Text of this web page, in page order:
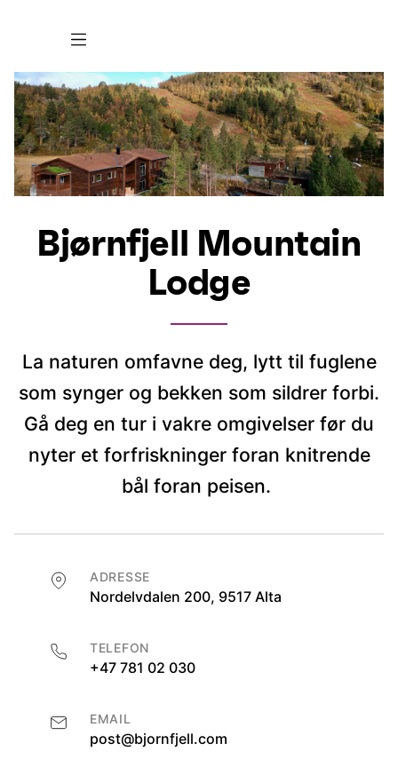
Bjørnfjell Mountain
Lodge
La naturen omfavne deg, lytt til fuglene
som synger og bekken som sildrer forbi.
Gå deg en tur i vakre omgivelser før du
nyter et forfriskninger foran knitrende
bål foran peisen.
ADRESSE
Nordelvdalen 200, 9517 Alta
TELEFON
+47 781 02 030
EMAIL
post@bjornfjell.com